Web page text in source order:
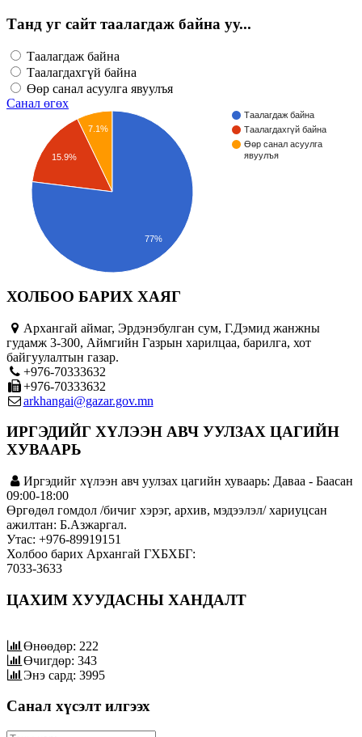
Танд уг сайт таалагдаж байна уу...
Таалагдаж байна
Таалагдахгүй байна
Өөр санал асуулга явуулъя
Санал өгөх
Таалагдаж байна
Таалагдахгүй байна
Өөр санал асуулга
явуулъя
7.1%
15.9%
77%
ХОЛБОО БАРИХ ХАЯГ
Архангай аймаг, Эрдэнэбулган сум, Г.Дэмид жанжны
гудамж 3-300, Аймгийн Газрын харилцаа, барилга, хот
байгуулалтын газар.
+976-70333632
+976-70333632
arkhangai@gazar.gov.mn
ИРГЭДИЙГ ХҮЛЭЭН АВЧ УУЛЗАХ ЦАГИЙН
ХУВААРЬ
Иргэдийг хүлээн авч уулзах цагийн хуваарь: Даваа - Баасан
09:00-18:00
Өргөдөл гомдол /бичиг хэрэг, архив, мэдээлэл/ хариуцсан
ажилтан: Б.Азжаргал.
Утас: +976-89919151
Холбоо барих Архангай ГХБХБГ:
7033-3633
ЦАХИМ ХУУДАСНЫ ХАНДАЛТ
Өнөөдөр: 222
Өчигдөр: 343
Энэ сард: 3995
Санал хүсэлт илгээх